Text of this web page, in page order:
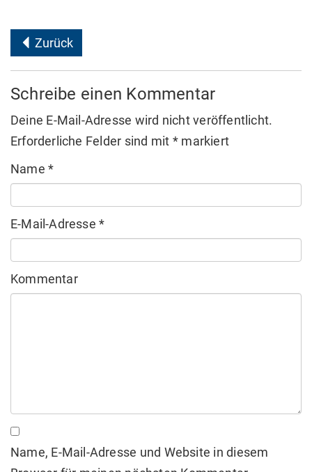
Zurück
Schreibe einen Kommentar
Deine E-Mail-Adresse wird nicht veröffentlicht.
Erforderliche Felder sind mit * markiert
Name*
E-Mail-Adresse*
Kommentar
Name, E-Mail-Adresse und Website in diesem